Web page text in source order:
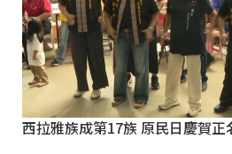
西拉雅族成第17族 原民日慶賀正